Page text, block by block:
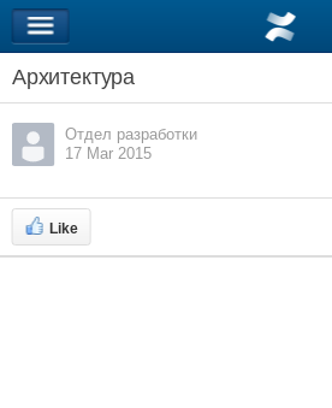
Архитектура
Отдел разработки
17 Mar 2015
Like